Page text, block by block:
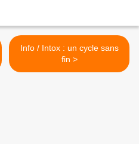
Info / Intox : un cycle sans
fin >